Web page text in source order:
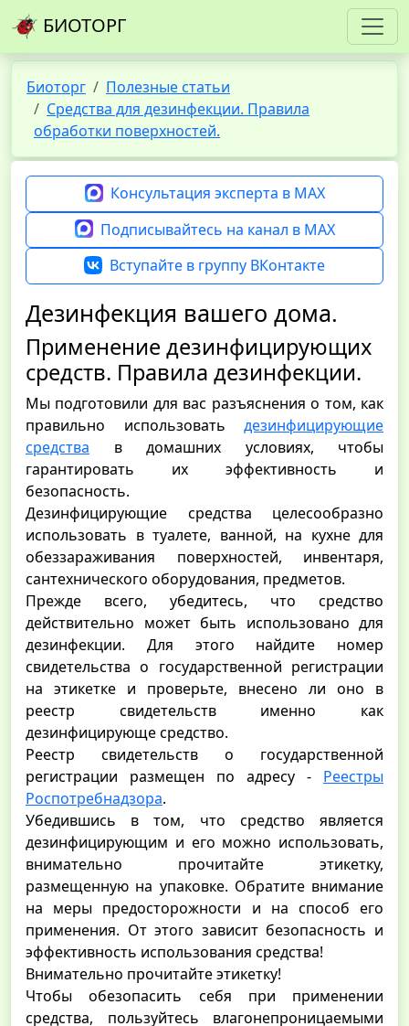
БИОТОРГ
Биоторг
Полезные статьи
Средства для дезинфекции. Правила
обработки поверхностей.
Консультация эксперта в MAX
Подписывайтесь на канал в MAX
Вступайте в группу ВКонтакте
Дезинфекция вашего дома.
Применение дезинфицирующих
средств. Правила дезинфекции.
Мы подготовили для вас разъяснения о том, как
правильно использовать дезинфицирующие
средства в домашних условиях, чтобы
гарантировать их эффективность и
безопасность.
Дезинфицирующие средства целесообразно
использовать в туалете, ванной, на кухне для
обеззараживания поверхностей, инвентаря,
сантехнического оборудования, предметов.
Прежде всего, убедитесь, что средство
действительно может быть использовано для
дезинфекции. Для этого найдите номер
свидетельства о государственной регистрации
на этикетке и проверьте, внесено ли оно в
реестр свидетельств именно как
дезинфицирующе средство.
Реестр свидетельств о государственной
регистрации размещен по адресу - Реестры
Роспотребнадзора.
Убедившись в том, что средство является
дезинфицирующим и его можно использовать,
внимательно прочитайте этикетку,
размещенную на упаковке. Обратите внимание
на меры предосторожности и на способ его
применения. От этого зависит безопасность и
эффективность использования средства!
Внимательно прочитайте этикетку!
Чтобы обезопасить себя при применении
средства, пользуйтесь влагонепроницаемыми